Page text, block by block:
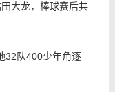
大龙，棒球赛后共
32队400少年角逐